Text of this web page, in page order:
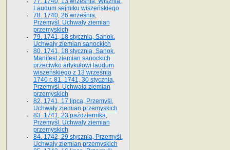
Laudum sejmiku wiszeńskiego
78. 1740, 26 września,
Przemyśl. Uchwały ziemian
przemyskich
79. 1741, 18 stycznia, Sanok.
Uchwały ziemian sanockich
80. 1741, 18 stycznia, Sanok.
Manifest ziemian sanockich
przeciwko artykułowi laudum
wiszeńskiego z 13 wrze­śnia
1740 r. 81. 1741, 30 stycznia,
Przemyśl. Uchwała ziemian
przemyskich
82. 1741, 17 lipca, Przemyśl.
Uchwały ziemian przemyskich
83. 1741, 23 października,
Przemyśl. Uchwały ziemian
przemyskich
84. 1742, 29 stycznia, Przemyśl.
Uchwały ziemian przemyskich